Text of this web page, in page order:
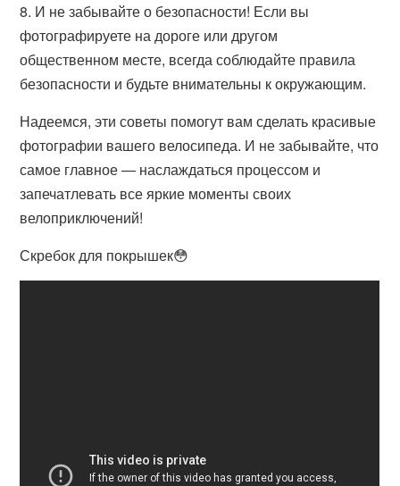
8. И не забывайте о безопасности! Если вы
фотографируете на дороге или другом
общественном месте, всегда соблюдайте правила
безопасности и будьте внимательны к окружающим.
Надеемся, эти советы помогут вам сделать красивые
фотографии вашего велосипеда. И не забывайте, что
самое главное — наслаждаться процессом и
запечатлевать все яркие моменты своих
велоприключений!
Скребок для покрышек😳